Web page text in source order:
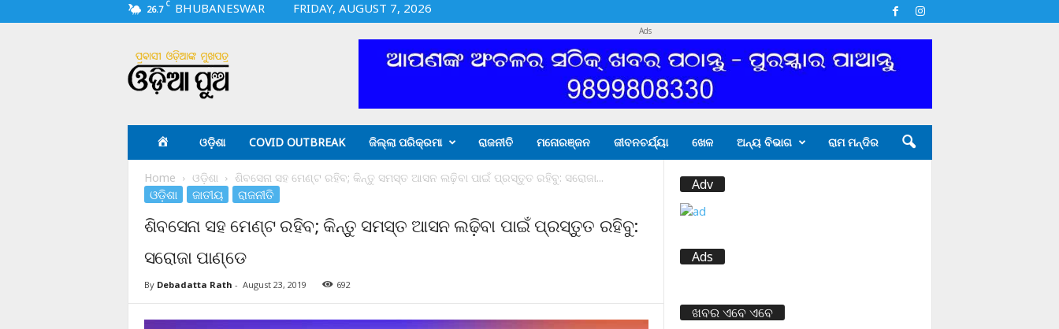
26.7 C BHUBANESWAR
FRIDAY, AUGUST 7, 2026
i
a
Ads
ଓଡ଼ିଶା COVID OUTBREAK ଜିଲ୍ଲା ପରିକ୍ରମା ରାଜନୀତି ମନୋରଞ୍ଜନ ଜୀବନଚର୍ଯ୍ୟା ଖେଳ ଅନ୍ୟ ବିଭାଗ ରାମ ମନ୍ଦିର
Home ଓଡ଼ିଶା ଶିବସେନା ସହ ମେଣ୍ଟ ରହିବ; କିନ୍ତୁ ସମସ୍ତ ଆସନ ଲଢ଼ିବା ପାଇଁ ପ୍ରସ୍ତୁତ ରହିବୁ: ସରୋଜା...
ଓଡ଼ିଶା ଜାତୀୟ ରାଜନୀତି
ଶିବସେନା ସହ ମେଣ୍ଟ ରହିବ; କିନ୍ତୁ ସମସ୍ତ ଆସନ ଲଢ଼ିବା ପାଇଁ ପ୍ରସ୍ତୁତ ରହିବୁ:
ସରୋଜା ପାଣ୍ଡେ
By Debadatta Rath - August 23, 2019 692
Adv
Ads
ଖବର ଏବେ ଏବେ